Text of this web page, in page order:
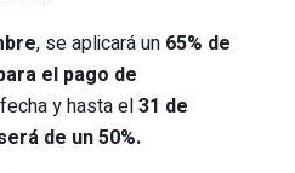
, se aplicará un 65% de
el pago de
y hasta el31 de
de un 50%.